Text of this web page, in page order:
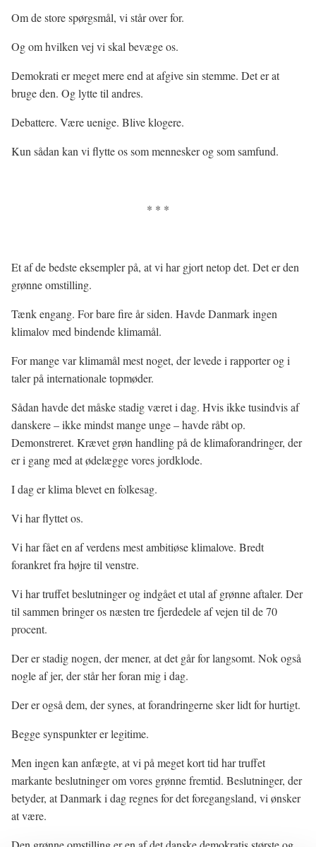
Om de store spørgsmål, vi står over for.
Og om hvilken vej vi skal bevæge os.
Demokrati er meget mere end at afgive sin stemme. Det er at
bruge den. Og lytte til andres.
Debattere. Være uenige. Blive klogere.
Kun sådan kan vi flytte os som mennesker og som samfund.
* * *
Et af de bedste eksempler på, at vi har gjort netop det. Det er den
grønne omstilling.
Tænk engang. For bare fire år siden. Havde Danmark ingen
klimalov med bindende klimamål.
For mange var klimamål mest noget, der levede i rapporter og i
taler på internationale topmøder.
Sådan havde det måske stadig været i dag. Hvis ikke tusindvis af
danskere – ikke mindst mange unge – havde råbt op.
Demonstreret. Krævet grøn handling på de klimaforandringer, der
er i gang med at ødelægge vores jordklode.
I dag er klima blevet en folkesag.
Vi har flyttet os.
Vi har fået en af verdens mest ambitiøse klimalove. Bredt
forankret fra højre til venstre.
Vi har truffet beslutninger og indgået et utal af grønne aftaler. Der
til sammen bringer os næsten tre fjerdedele af vejen til de 70
procent.
Der er stadig nogen, der mener, at det går for langsomt. Nok også
nogle af jer, der står her foran mig i dag.
Der er også dem, der synes, at forandringerne sker lidt for hurtigt.
Begge synspunkter er legitime.
Men ingen kan anfægte, at vi på meget kort tid har truffet
markante beslutninger om vores grønne fremtid. Beslutninger, der
betyder, at Danmark i dag regnes for det foregangsland, vi ønsker
at være.